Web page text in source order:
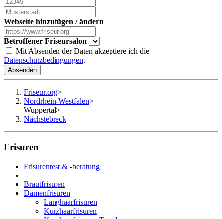
Webseite hinzufügen / ändern
Betroffener Friseursalon
Mit Absenden der Daten akzeptiere ich die
Datenschutzbedingungen.
Absenden
Friseur.org>
Nordrhein-Westfalen>
Wuppertal>
Nächstebreck
Frisuren
Frisurentest & -beratung
Brautfrisuren
Damenfrisuren
Langhaarfrisuren
Kurzhaarfrisuren